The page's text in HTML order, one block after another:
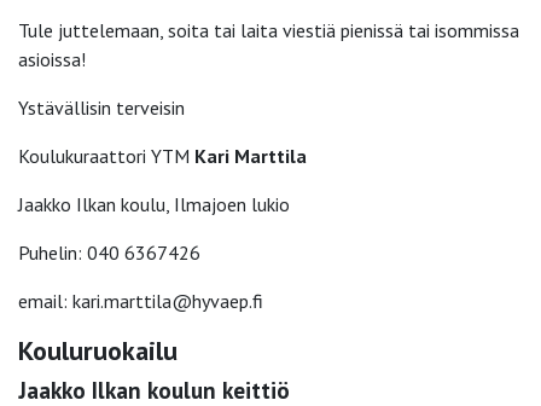
Tule juttelemaan, soita tai laita viestiä pienissä tai isommissa
asioissa!
Ystävällisin terveisin
Koulukuraattori YTM Kari Marttila
Jaakko Ilkan koulu, Ilmajoen lukio
Puhelin: 040 6367426
email: kari.marttila@hyvaep.fi
Kouluruokailu
Jaakko Ilkan koulun keittiö